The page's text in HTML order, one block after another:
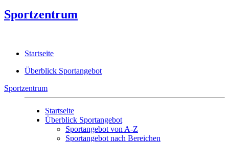
Sportzentrum
Startseite
Überblick Sportangebot
Sportzentrum
Startseite
Überblick Sportangebot
Sportangebot von A-Z
Sportangebot nach Bereichen